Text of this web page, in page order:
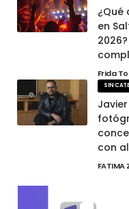
¿Qué
en
Frida
SIN
con
FATIMA